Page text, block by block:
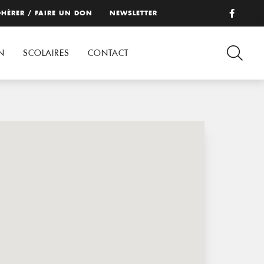
/ FAIRE UN DON NEWSLETTER
SCOLAIRES CONTACT